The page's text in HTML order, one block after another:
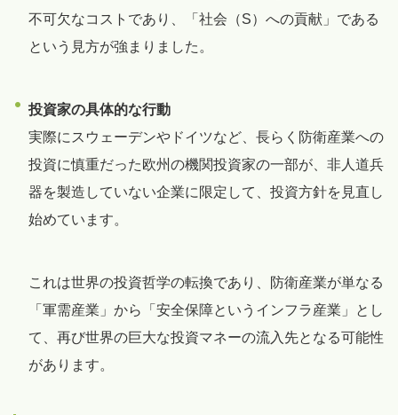
不可欠なコストであり、「社会（S）への貢献」である
という見方が強まりました。
投資家の具体的な行動
実際にスウェーデンやドイツなど、長らく防衛産業への
投資に慎重だった欧州の機関投資家の一部が、非人道兵
器を製造していない企業に限定して、投資方針を見直し
始めています。
これは世界の投資哲学の転換であり、防衛産業が単なる
「軍需産業」から「安全保障というインフラ産業」とし
て、再び世界の巨大な投資マネーの流入先となる可能性
があります。